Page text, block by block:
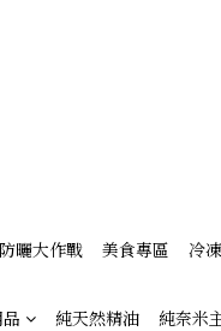
曬大作戰 美食專區 冷
純天然精油 純奈米